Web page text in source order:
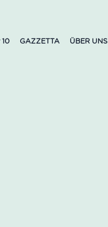
10 GAZZETTA ÜBER UNS